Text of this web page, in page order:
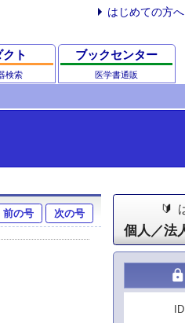
はじめての方へ
ト
検索
ブックセンター
医学書通販
前の号 次の号
個人／法
lock
ID